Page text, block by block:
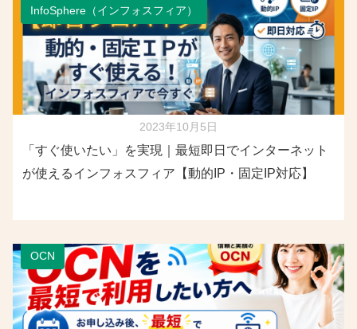
InfoSphere（インフォスフィア）
2023年10月5日
「すぐ使いたい」を実現｜最短即日でインターネット
が使えるインフォスフィア【動的IP・固定IP対応】
OCN